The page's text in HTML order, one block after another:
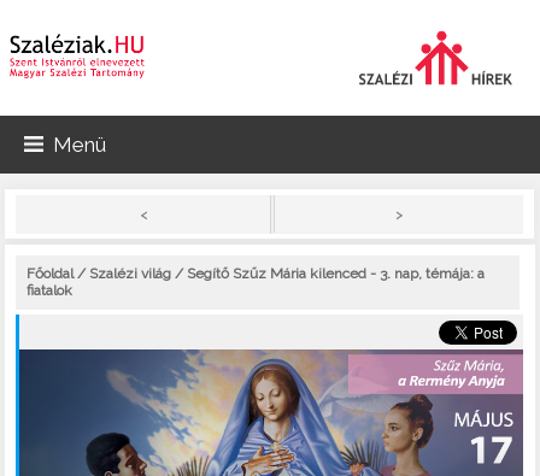
Menü
< >
Főoldal/ Szalézi világ / Segítő Szűz Mária kilenced - 3. nap, témája: a
fiatalok